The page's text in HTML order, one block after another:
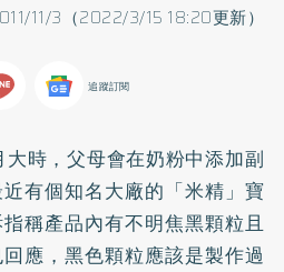
11/3（2022/3/15 18:20更新）
追蹤訂閱
時，父母會在奶粉中添加副
近有個知名大廠的「米精」寶
稱產品內有不明焦黑顆粒且
應，黑色顆粒應該是製作過